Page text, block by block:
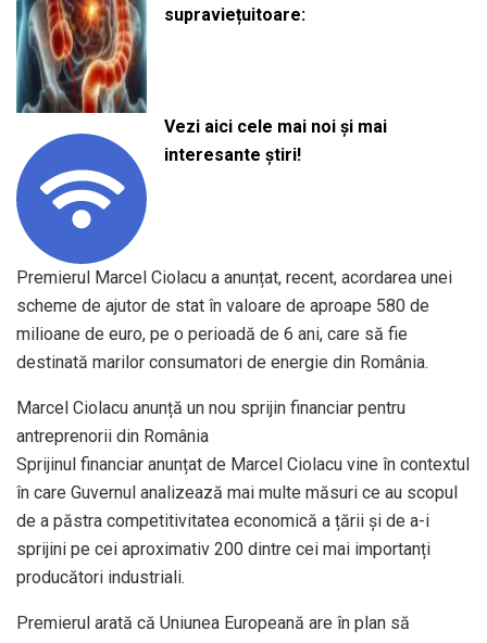
supraviețuitoare:
Vezi aici cele mai noi și mai
interesante știri!
Premierul Marcel Ciolacu a anunțat, recent, acordarea unei
scheme de ajutor de stat în valoare de aproape 580 de
milioane de euro, pe o perioadă de 6 ani, care să fie
destinată marilor consumatori de energie din România.
Marcel Ciolacu anunță un nou sprijin financiar pentru
antreprenorii din România
Sprijinul financiar anunțat de Marcel Ciolacu vine în contextul
în care Guvernul analizează mai multe măsuri ce au scopul
de a păstra competitivitatea economică a țării și de a-i
sprijini pe cei aproximativ 200 dintre cei mai importanți
producători industriali.
Premierul arată că Uniunea Europeană are în plan să